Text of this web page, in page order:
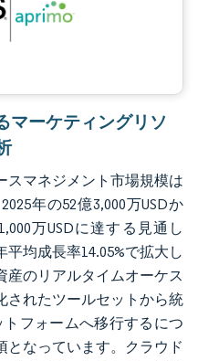
ーケティングリソ
スマネジメント市場規模は
年の52億3,000万USDか
万USDに達する見通し
平均成長率14.05%で拡大し
産のリアルタイムオーケス
されたツールセットから統
フォームへ移行するにつ
となっています。クラウド